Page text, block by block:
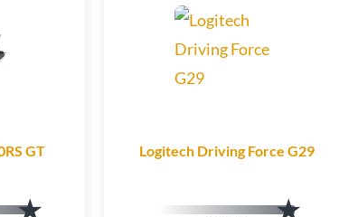
GT Logitech Driving Force G29